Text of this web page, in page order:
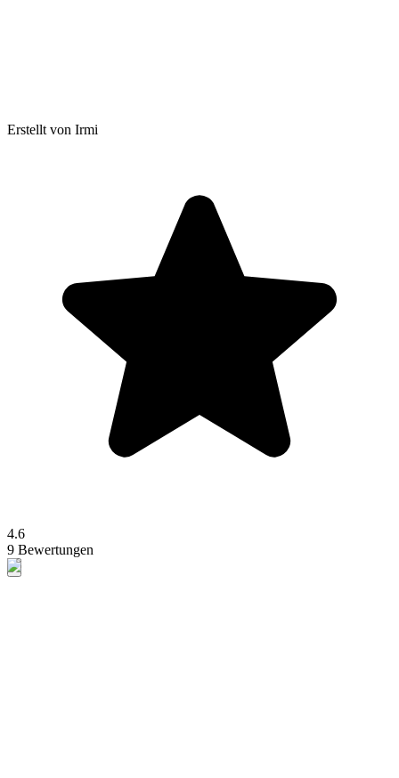
Erstellt von Irmi
4.6
9 Bewertungen